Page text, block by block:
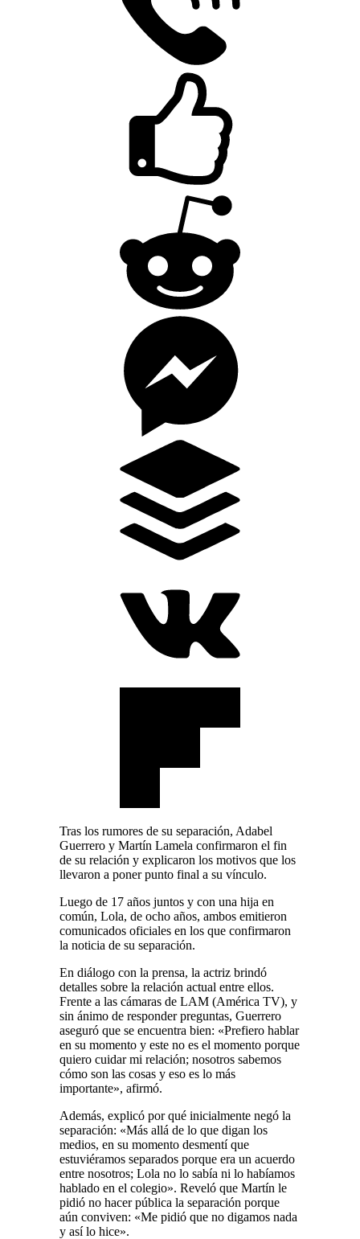
Tras los rumores de su separación, Adabel
Guerrero y Martín Lamela confirmaron el fin
de su relación y explicaron los motivos que los
llevaron a poner punto final a su vínculo.
Luego de 17 años juntos y con una hija en
común, Lola, de ocho años, ambos emitieron
comunicados oficiales en los que confirmaron
la noticia de su separación.
En diálogo con la prensa, la actriz brindó
detalles sobre la relación actual entre ellos.
Frente a las cámaras de LAM (América TV), y
sin ánimo de responder preguntas, Guerrero
aseguró que se encuentra bien: «Prefiero hablar
en su momento y este no es el momento porque
quiero cuidar mi relación; nosotros sabemos
cómo son las cosas y eso es lo más
importante», afirmó.
Además, explicó por qué inicialmente negó la
separación: «Más allá de lo que digan los
medios, en su momento desmentí que
estuviéramos separados porque era un acuerdo
entre nosotros; Lola no lo sabía ni lo habíamos
hablado en el colegio». Reveló que Martín le
pidió no hacer pública la separación porque
aún conviven: «Me pidió que no digamos nada
y así lo hice».